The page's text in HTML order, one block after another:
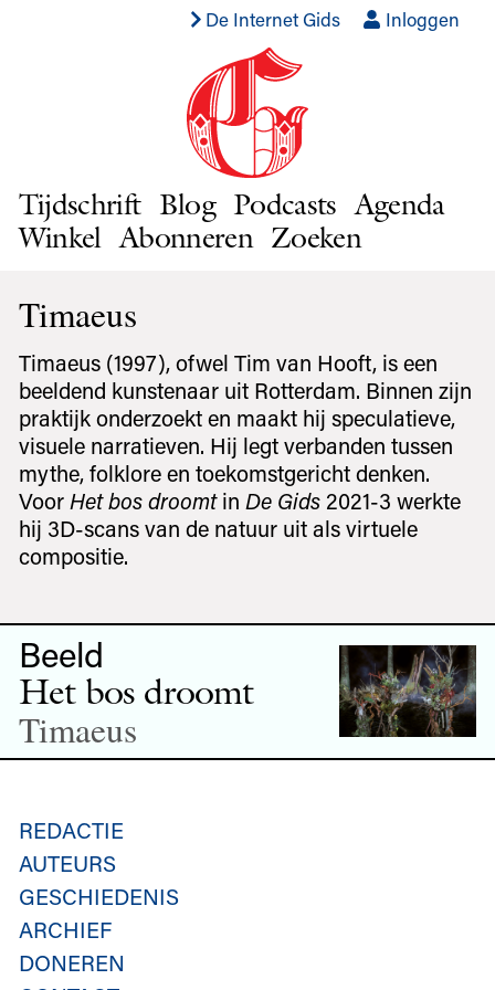
De Internet Gids Inloggen
Tijdschrift Blog Podcasts Agenda
Winkel Abonneren Zoeken
Timaeus
Timaeus (1997), ofwel Tim van Hooft, is een
beeldend kunstenaar uit Rotterdam. Binnen zijn
praktijk onderzoekt en maakt hij speculatieve,
visuele narratieven. Hij legt verbanden tussen
mythe, folklore en toekomstgericht denken.
Voor Het bos droomtin De Gids 2021-3 werkte
hij 3D-scans van de natuur uit als virtuele
compositie.
Beeld
Het bos droomt
Timaeus
REDACTIE
AUTEURS
GESCHIEDENIS
ARCHIEF
DONEREN